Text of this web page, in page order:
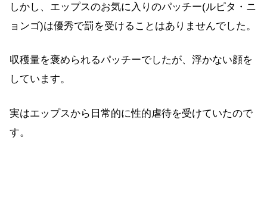
しかし、エップスのお気に入りのパッチー(ルピタ・ニ
ョンゴ)は優秀で罰を受けることはありませんでした。
収穫量を褒められるパッチーでしたが、浮かない顔を
しています。
実はエップスから日常的に性的虐待を受けていたので
す。